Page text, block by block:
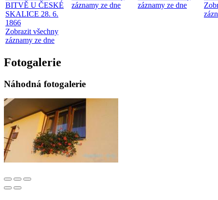
BITVĚ U ČESKÉ
SKALICE 28. 6.
1866
Zobrazit všechny
záznamy ze dne
záznamy ze dne
záznamy ze dne
Fotogalerie
Náhodná fotogalerie